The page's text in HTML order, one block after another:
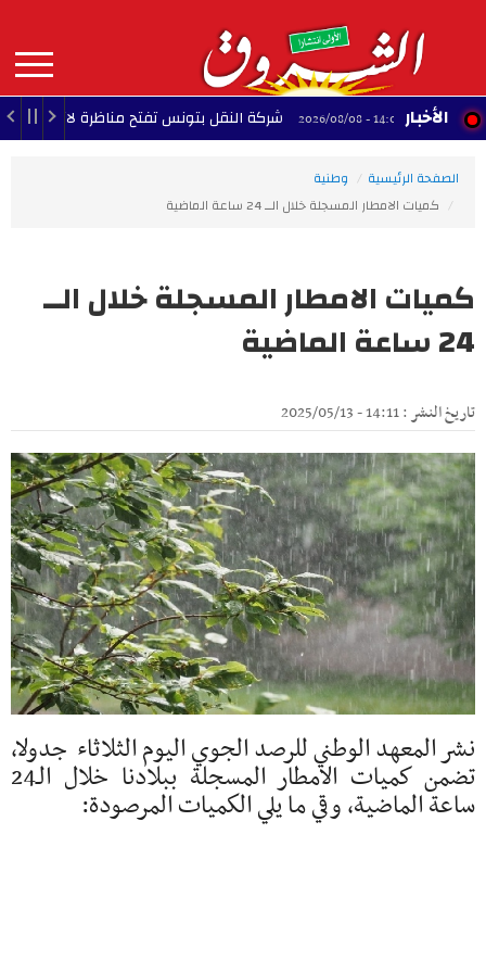
contenu
principal
MAIN
NAVIGATION الأخبار
14:01 - 2026/08/08 شركة النقل بتونس تفتح مناظرة لانتداب 580 عونا
الصفحة الرئيسية
وطنية
كميات الامطار المسجلة خلال الــ 24 ساعة الماضية
كميات الامطار المسجلة خلال الــ
24 ساعة الماضية
تاريخ النشر : 14:11 - 2025/05/13
نشر المعهد الوطني للرصد الجوي اليوم الثلاثاء جدولا،
تضمن كميات الامطار المسجلة ببلادنا خلال الـ24
ساعة الماضية، وقي ما يلي الكميات المرصودة: